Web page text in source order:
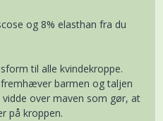
og 8% elasthan fra du
til alle kvindekroppe.
barmen og taljen
over maven som gør, at
på kroppen.